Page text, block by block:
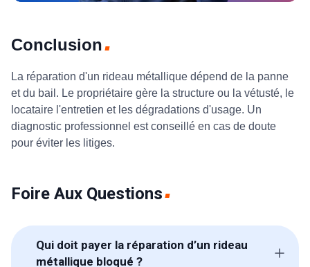
Conclusion
La réparation d'un rideau métallique dépend de la panne
et du bail. Le propriétaire gère la structure ou la vétusté, le
locataire l'entretien et les dégradations d'usage. Un
diagnostic professionnel est conseillé en cas de doute
pour éviter les litiges.
Foire Aux Questions
Qui doit payer la réparation d’un rideau
métallique bloqué ?